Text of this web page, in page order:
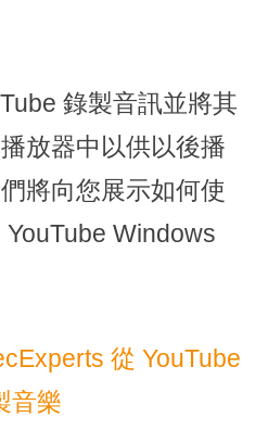
錄製音訊並將其
放器中以供以後播
將向您展示如何使
Windows
從 YouTube
音樂